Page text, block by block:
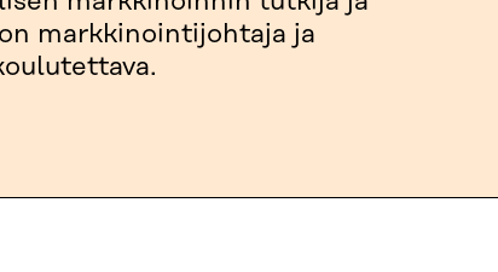
markkinointijohtaja ja